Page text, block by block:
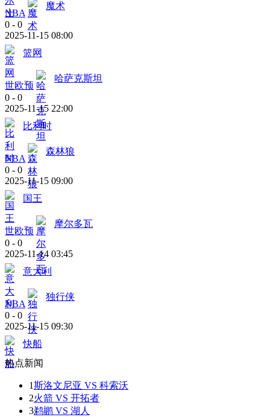
NBA
魔术
0 - 0
2025-11-15 08:00
篮网
世欧预
哈萨克斯坦
0 - 0
2025-11-15 22:00
比利时
NBA
森林狼
0 - 0
2025-11-15 09:00
国王
世欧预
摩尔多瓦
0 - 0
2025-11-14 03:45
意大利
NBA
独行侠
0 - 0
2025-11-15 09:30
快船
热点新闻
1斯洛文尼亚 VS 科索沃
2火箭 VS 开拓者
3鹈鹕 VS 湖人